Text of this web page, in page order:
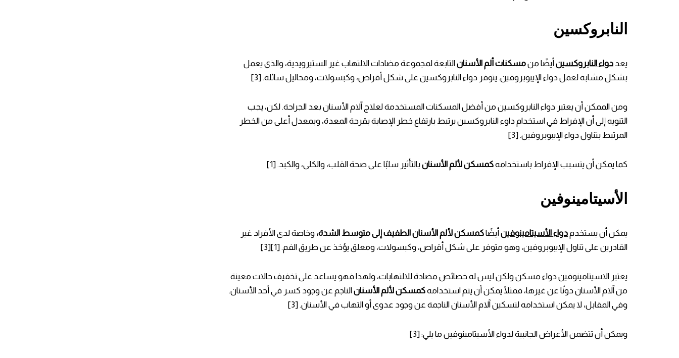
النابروكسين
يعد دواء النابروكسينأيضًا منمسكنات ألم الأسنانالتابعة لمجموعة مضادات الالتهاب غير الستيرويدية، والذي يعمل
بشكل مشابه لعمل دواء الإيبوبروفين. يتوفر دواء النابروكسين على شكل أقراص، وكبسولات، ومحاليل سائلة. [3]
ومن الممكن أن يعتبر دواء النابروكسين من أفضل المسكنات المستخدمة لعلاج آلام الأسنان بعد الجراحة. لكن، يجب
التنويه إلى أن الإفراط في استخدام داوء النابروكسين يرتبط بارتفاع خطر الإصابة بقرحة المعدة، وبمعدل أعلى من الخطر
المرتبط بتناول دواء الإيبوبروفين. [3]
كما يمكن أن يتسبب الإفراط باستخدامهكمسكن لألم الأسنانبالتأثير سلبًا على صحة القلب، والكلى، والكبد. [1]
الأسيتامينوفين
يمكن أن يستخدم دواء الأسيتامينوفينأيضًاكمسكن لألم الأسنان الطفيف إلى متوسط الشدة، وخاصة لدى الأفراد غير
القادرين على تناول الإيبوبروفين، وهو متوفر على شكل أقراص، وكبسولات، ومعلق يؤخذ عن طريق الفم. [1][3]
يعتبر الاسيتامينوفين دواء مسكن ولكن ليس له خصائص مضادة للالتهابات، ولهذا فهو يساعد على تخفيف حالات معينة
من آلام الأسنان دونًا عن غيرها، فمثلًا يمكن أن يتم استخدامهكمسكن لألم الأسنانالناجم عن وجود كسر في أحد الأسنان.
وفي المقابل، لا يمكن استخدامه لتسكين آلام الأسنان الناجمة عن وجود عدوى أو التهاب في الأسنان. [3]
ويمكن أن تتضمن الأعراض الجانبية لدواء الأسيتامينوفين ما يلي: [3]